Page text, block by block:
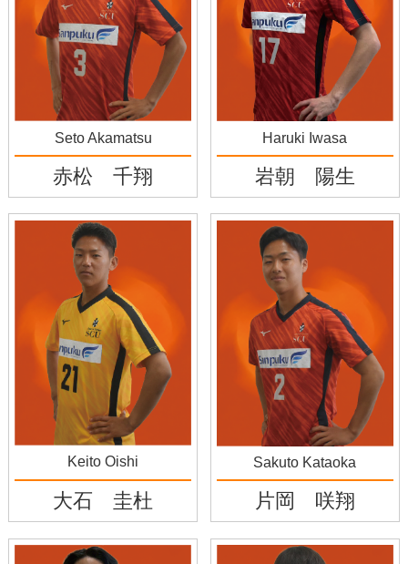
Seto Akamatsu
赤松 千翔
Haruki Iwasa
岩朝 陽生
Keito Oishi
大石 圭杜
Sakuto Kataoka
片岡 咲翔